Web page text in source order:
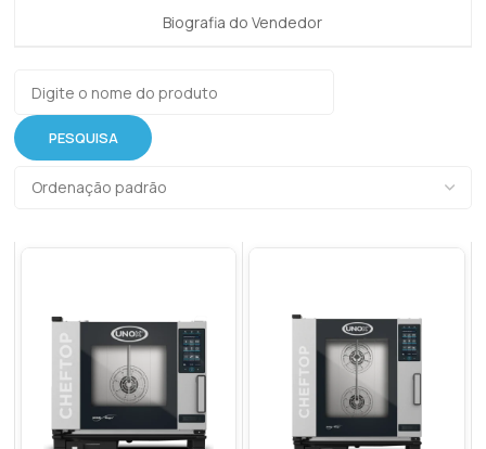
Biografia do Vendedor